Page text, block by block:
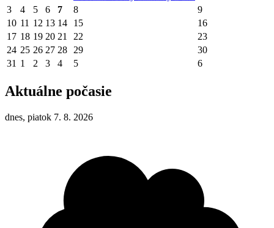
3 4 5 6 7 8
9
10 11 12 13 14 15
16
17 18 19 20 21 22
23
24 25 26 27 28 29
30
31 1 2 3 4 5 6
Aktuálne počasie
dnes, piatok 7. 8. 2026